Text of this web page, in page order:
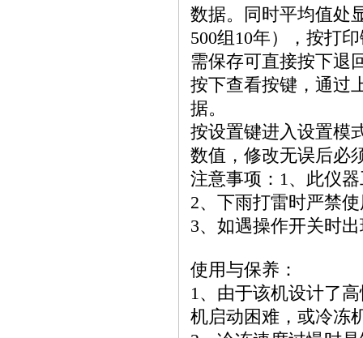
数据。同时平均值处
500组10年），按打
需保存可直接按下退
按下查看按键，通过
据。
按设置键进入设置模
数值，修改无误后必
注意事项：1、此仪
2、下雨打雷时严禁
3、如遇操作开关时
使用与保养：
1、由于该机设计了
机启动困难，或冷冻